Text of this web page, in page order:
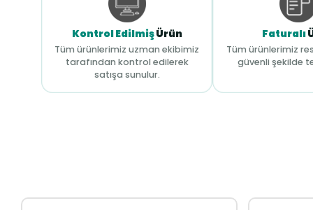
Kontrol EdilmişÜrün
Tüm ürünlerimiz uzman ekibimiz
tarafından kontrol edilerek
satışa sunulur.
Faturalı
Tüm ürünlerimiz
güvenli şekilde